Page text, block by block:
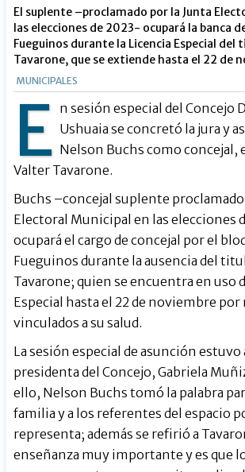
El suplente –proclamado por la Junta
las elecciones de 2023- ocupará la banca
Fueguinos durante la Licencia Especial
Tavarone, que se extiende hasta el 22 de
MUNICIPALES
E n sesión especial del Concejo
Ushuaia se concretó la jura y
Nelson Buchs como concejal,
Valter Tavarone.
Buchs –concejal suplente proclamado
Electoral Municipal en las elecciones
ocupará el cargo de concejal por el
Fueguinos durante la ausencia del
Tavarone; quien se encuentra en uso
Especial hasta el 22 de noviembre
vinculados a su salud.
La sesión especial de asunción estuvo
presidenta del Concejo, Gabriela
ello, Nelson Buchs tomó la palabra
familia y a los referentes del espacio
representa; además se refirió a
enseñanza muy importante y es que